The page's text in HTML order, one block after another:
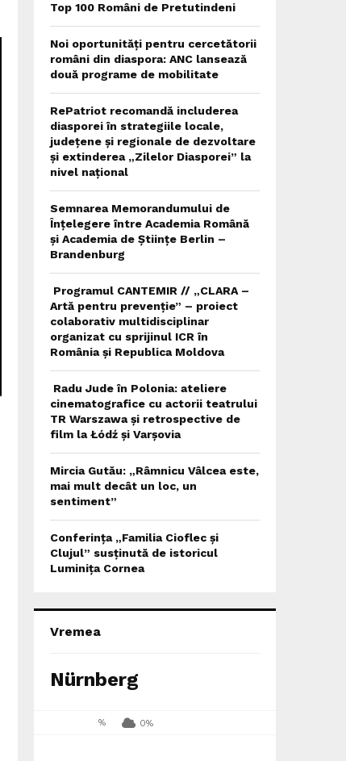
Top 100 Români de Pretutindeni
Noi oportunități pentru cercetătorii
români din diaspora: ANC lansează
două programe de mobilitate
RePatriot recomandă includerea
diasporei în strategiile locale,
județene și regionale de dezvoltare
și extinderea „Zilelor Diasporei” la
nivel național
Semnarea Memorandumului de
Înțelegere între Academia Română
și Academia de Științe Berlin –
Brandenburg
Programul CANTEMIR // „CLARA –
Artă pentru prevenție” – proiect
colaborativ multidisciplinar
organizat cu sprijinul ICR în
România și Republica Moldova
Radu Jude în Polonia: ateliere
cinematografice cu actorii teatrului
TR Warszawa și retrospective de
film la Łódź și Varșovia
Mircia Gutău: „Râmnicu Vâlcea este,
mai mult decât un loc, un
sentiment”
Conferința „Familia Cioflec și
Clujul” susținută de istoricul
Luminița Cornea
Vremea
Nürnberg
% 0%